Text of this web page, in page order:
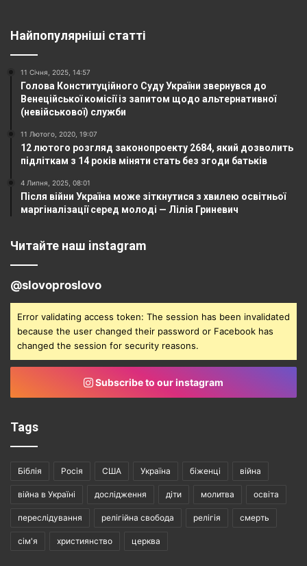
Найпопулярніші статті
11 Січня, 2025, 14:57
Голова Конституційного Суду України звернувся до
Венеційської комісії із запитом щодо альтернативної
(невійськової) служби
11 Лютого, 2020, 19:07
12 лютого розгляд законопроекту 2684, який дозволить
підліткам з 14 років міняти стать без згоди батьків
4 Липня, 2025, 08:01
Після війни Україна може зіткнутися з хвилею освітньої
маргіналізації серед молоді — Лілія Гриневич
Читайте наш instagram
@slovoproslovo
Error validating access token: The session has been invalidated
because the user changed their password or Facebook has
changed the session for security reasons.
Subscribe to our instagram
Tags
Біблія Росія США Україна біженці війна
війна в Україні дослідження діти молитва освіта
переслідування релігійна свобода релігія смерть
сім'я християнство церква